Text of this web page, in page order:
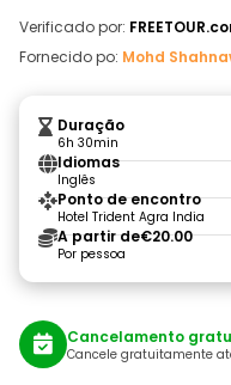
Verificado por:
Fornecido po: Mohd
Duração
6h 30min
Idiomas
Inglês
Ponto de encontro
Hotel Trident Agra India
A partir de€20.00
Por pessoa
Cancelamento
Cancele gratuitamente